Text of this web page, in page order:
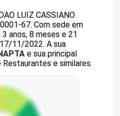
LUIZ CASSIANO
67. Com sede em
3 anos, 8 meses e 21
11/2022. A sua
e sua principal
e similares.